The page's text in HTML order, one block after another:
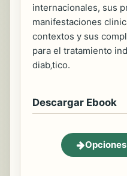
internacionales, sus
manifestaciones
contextos y sus
para el tratamiento
diab‚tico.
Descargar Ebook